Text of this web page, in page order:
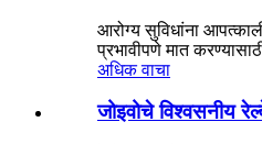
आरोग्य सुविधांना
प्रभावीपणे मात
अधिक वाचा
जोइवोचे विश्वसनीय